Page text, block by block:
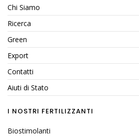
Chi Siamo
Ricerca
Green
Export
Contatti
Aiuti di Stato
I NOSTRI FERTILIZZANTI
Biostimolanti